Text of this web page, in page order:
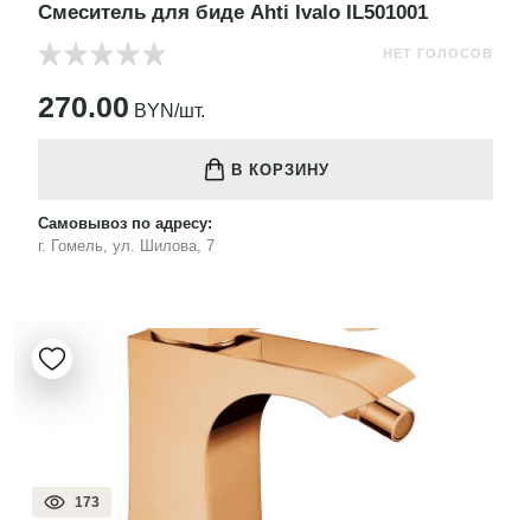
Смеситель для биде Ahti Ivalo IL501001
НЕТ ГОЛОСОВ
270.00 BYN/шт.
В КОРЗИНУ
Самовывоз по адресу:
г. Гомель, ул. Шилова, 7
173